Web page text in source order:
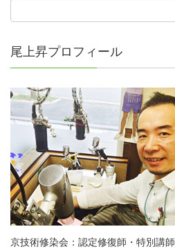
尾上昇プロフィール
京技術修染会：認定修復師・特別講師